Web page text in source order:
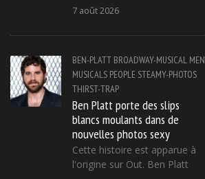
7 août 2026
BEN-PLATT BROADWAY-MUSICAL MEN
MUSICALS PEOPLE STEAMY-PHOTOS
THIRST-TRAP
Ben Platt porte des slips
blancs moulants dans de
nouvelles photos sexy
Cette histoire est apparue à
l'origine sur Out. Ben Platt